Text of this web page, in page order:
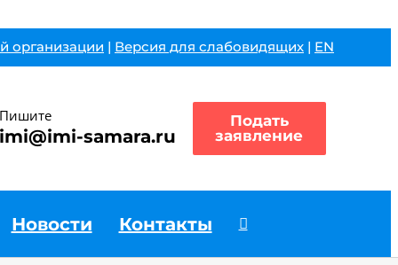
организации | Версия для слабовидящих | EN
Пишите
imi@imi-samara.ru
Подать
заявление
Новости Контакты